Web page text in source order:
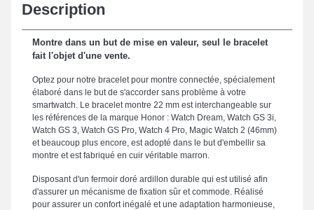
Description
Montre dans un but de mise en valeur, seul le bracelet
fait l'objet d'une vente.
Optez pour notre bracelet pour montre connectée, spécialement
élaboré dans le but de s'accorder sans problème à votre
smartwatch. Le bracelet montre 22 mm est interchangeable sur
les références de la marque Honor : Watch Dream, Watch GS 3i,
Watch GS 3, Watch GS Pro, Watch 4 Pro, Magic Watch 2 (46mm)
et beaucoup plus encore, est adopté dans le but d'embellir sa
montre et est fabriqué en cuir véritable marron.
Disposant d'un fermoir doré ardillon durable qui est utilisé afin
d'assurer un mécanisme de fixation sûr et commode. Réalisé
pour assurer un confort inégalé et une adaptation harmonieuse,